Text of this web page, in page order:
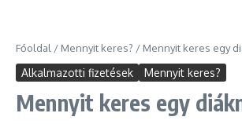
Főoldal / Mennyit keres? / Mennyit keres egy
Alkalmazotti fizetések Mennyit keres?
Mennyit keres egy